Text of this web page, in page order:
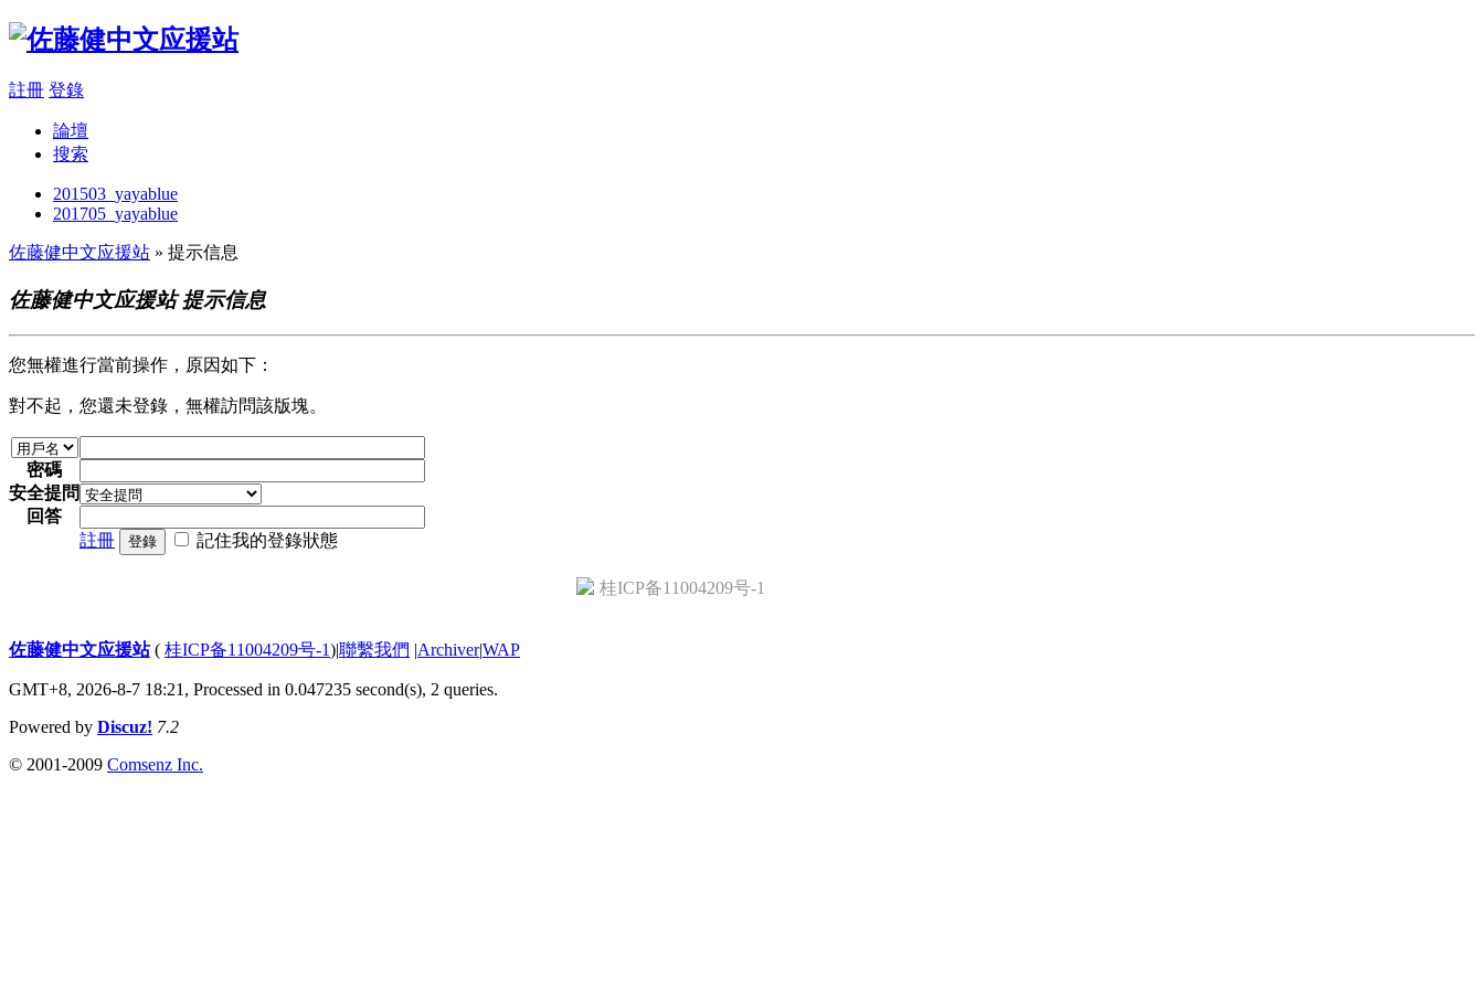
註冊 登錄
論壇
搜索
201503_yayablue
201705_yayablue
佐藤健中文应援站 » 提示信息
佐藤健中文应援站 提示信息
您無權進行當前操作，原因如下：
對不起，您還未登錄，無權訪問該版塊。
密碼
安全提問
回答
註冊
登錄 記住我的登錄狀態
桂ICP备11004209号-1
佐藤健中文应援站( 桂ICP备11004209号-1)|聯繫我們 |Archiver|WAP
GMT+8, 2026-8-7 18:21, Processed in 0.047235 second(s), 2 queries.
Powered by Discuz! 7.2
© 2001-2009 Comsenz Inc.